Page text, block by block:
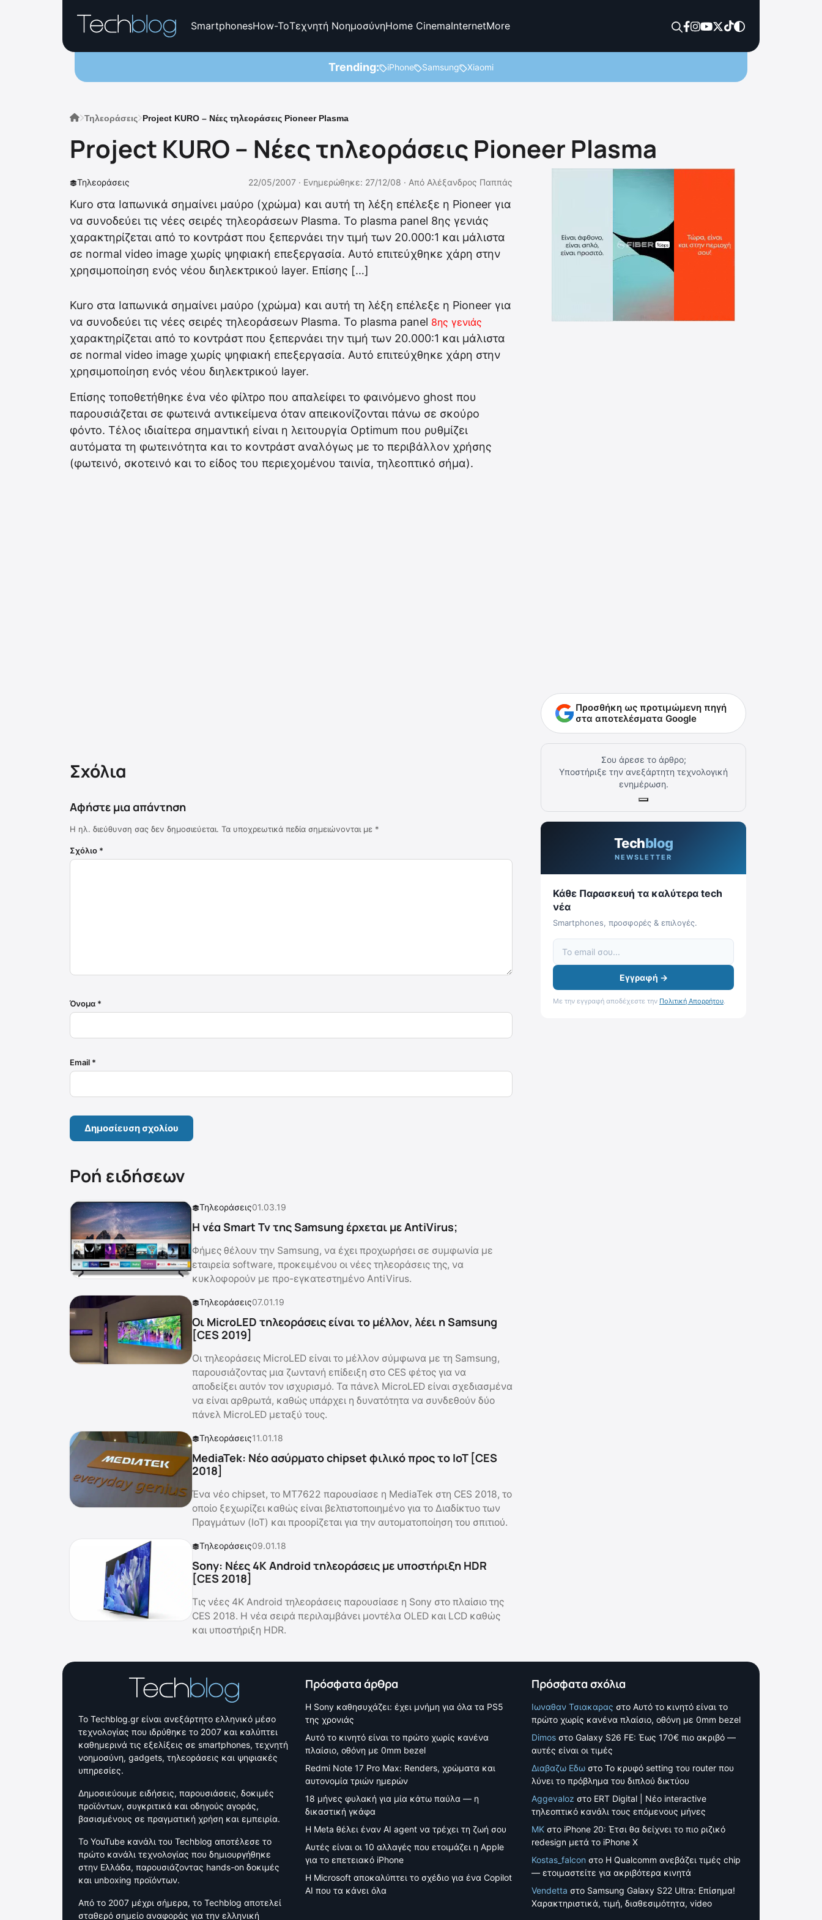
SmartphonesHow-ToΤεχνητή ΝοημοσύνηHome CinemaInternetMore
Trending: iPhone Samsung Xiaomi
Τηλεοράσεις Project KURO – Νέες τηλεοράσεις Pioneer Plasma
Project KURO – Νέες τηλεοράσεις Pioneer Plasma
Τηλεοράσεις 22/05/2007 · Ενημερώθηκε: 27/12/08 · Από Αλέξανδρος Παππάς
Kuro στα Ιαπωνικά σημαίνει μαύρο (χρώμα) και αυτή τη λέξη επέλεξε η Pioneer για
να συνοδεύει τις νέες σειρές τηλεοράσεων Plasma. Το plasma panel 8ης γενιάς
χαρακτηρίζεται από το κοντράστ που ξεπερνάει την τιμή των 20.000:1 και μάλιστα
σε normal video image χωρίς ψηφιακή επεξεργασία. Αυτό επιτεύχθηκε χάρη στην
χρησιμοποίηση ενός νέου διηλεκτρικού layer. Επίσης […]
Kuro στα Ιαπωνικά σημαίνει μαύρο (χρώμα) και αυτή τη λέξη επέλεξε η Pioneer για
να συνοδεύει τις νέες σειρές τηλεοράσεων Plasma. Το plasma panel 8ης γενιάς
χαρακτηρίζεται από το κοντράστ που ξεπερνάει την τιμή των 20.000:1 και μάλιστα
σε normal video image χωρίς ψηφιακή επεξεργασία. Αυτό επιτεύχθηκε χάρη στην
χρησιμοποίηση ενός νέου διηλεκτρικού layer.
Επίσης τοποθετήθηκε ένα νέο φίλτρο που απαλείφει το φαινόμενο ghost που
παρουσιάζεται σε φωτεινά αντικείμενα όταν απεικονίζονται πάνω σε σκούρο
φόντο. Τέλος ιδιαίτερα σημαντική είναι η λειτουργία Optimum που ρυθμίζει
αυτόματα τη φωτεινότητα και το κοντράστ αναλόγως με το περιβάλλον χρήσης
(φωτεινό, σκοτεινό και το είδος του περιεχομένου ταινία, τηλεοπτικό σήμα).
Σχόλια
Αφήστε μια απάντηση
Η ηλ. διεύθυνση σας δεν δημοσιεύεται. Τα υποχρεωτικά πεδία σημειώνονται με *
Σχόλιο *
Όνομα *
Email *
Ροή ειδήσεων
Τηλεοράσεις01.03.19
Η νέα Smart Tv της Samsung έρχεται με AntiVirus;
Φήμες θέλουν την Samsung, να έχει προχωρήσει σε συμφωνία με
εταιρεία software, προκειμένου οι νέες τηλεοράσεις της, να
κυκλοφορούν με προ-εγκατεστημένο AntiVirus.
Τηλεοράσεις07.01.19
Οι MicroLED τηλεοράσεις είναι το μέλλον, λέει η Samsung
[CES 2019]
Οι τηλεοράσεις MicroLED είναι το μέλλον σύμφωνα με τη Samsung,
παρουσιάζοντας μια ζωντανή επίδειξη στο CES φέτος για να
αποδείξει αυτόν τον ισχυρισμό. Τα πάνελ MicroLED είναι σχεδιασμένα
να είναι αρθρωτά, καθώς υπάρχει η δυνατότητα να συνδεθούν δύο
πάνελ MicroLED μεταξύ τους.
Τηλεοράσεις11.01.18
MediaTek: Νέο ασύρματο chipset φιλικό προς το IoT [CES
2018]
Ένα νέο chipset, το MT7622 παρουσίασε η MediaTek στη CES 2018, το
οποίο ξεχωρίζει καθώς είναι βελτιστοποιημένο για το Διαδίκτυο των
Πραγμάτων (IoT) και προορίζεται για την αυτοματοποίηση του σπιτιού.
Τηλεοράσεις09.01.18
Sony: Νέες 4K Android τηλεοράσεις με υποστήριξη HDR
[CES 2018]
Τις νέες 4Κ Android τηλεοράσεις παρουσίασε η Sony στο πλαίσιο της
CES 2018. Η νέα σειρά περιλαμβάνει μοντέλα OLED και LCD καθώς
και υποστήριξη HDR.
Προσθήκη ως προτιμώμενη πηγή
στα αποτελέσματα Google
Σου άρεσε το άρθρο;
Υποστήριξε την ανεξάρτητη τεχνολογική
ενημέρωση.
Techblog
NEWSLETTER
Κάθε Παρασκευή τα καλύτερα tech
νέα
Smartphones, προσφορές & επιλογές.
Εγγραφή →
Με την εγγραφή αποδέχεστε την Πολιτική Απορρήτου.
Το Techblog.gr είναι ανεξάρτητο ελληνικό μέσο
τεχνολογίας που ιδρύθηκε το 2007 και καλύπτει
καθημερινά τις εξελίξεις σε smartphones, τεχνητή
νοημοσύνη, gadgets, τηλεοράσεις και ψηφιακές
υπηρεσίες.
Δημοσιεύουμε ειδήσεις, παρουσιάσεις, δοκιμές
προϊόντων, συγκριτικά και οδηγούς αγοράς,
βασισμένους σε πραγματική χρήση και εμπειρία.
Το YouTube κανάλι του Techblog αποτέλεσε το
πρώτο κανάλι τεχνολογίας που δημιουργήθηκε
στην Ελλάδα, παρουσιάζοντας hands-on δοκιμές
και unboxing προϊόντων.
Από το 2007 μέχρι σήμερα, το Techblog αποτελεί
σταθερό σημείο αναφοράς για την ελληνική
Πρόσφατα άρθρα
Η Sony καθησυχάζει: έχει μνήμη για όλα τα PS5
της χρονιάς
Αυτό το κινητό είναι το πρώτο χωρίς κανένα
πλαίσιο, οθόνη με 0mm bezel
Redmi Note 17 Pro Max: Renders, χρώματα και
αυτονομία τριών ημερών
18 μήνες φυλακή για μία κάτω παύλα — η
δικαστική γκάφα
Η Meta θέλει έναν AI agent να τρέχει τη ζωή σου
Αυτές είναι οι 10 αλλαγές που ετοιμάζει η Apple
για το επετειακό iPhone
Η Microsoft αποκαλύπτει το σχέδιο για ένα Copilot
AI που τα κάνει όλα
Πρόσφατα σχόλια
Ιωναθαν ΤσιακαραςστοΑυτό το κινητό είναι το
πρώτο χωρίς κανένα πλαίσιο, οθόνη με 0mm bezel
DimosστοGalaxy S26 FE: Έως 170€ πιο ακριβό —
αυτές είναι οι τιμές
Διαβαζω ΕδωστοΤο κρυφό setting του router που
λύνει το πρόβλημα του διπλού δικτύου
Aggevalozστο ERT Digital | Νέο interactive
τηλεοπτικό κανάλι τους επόμενους μήνες
MKστο iPhone 20: Έτσι θα δείχνει το πιο ριζικό
redesign μετά το iPhone X
Kostas_falconστο Η Qualcomm ανεβάζει τιμές chip
— ετοιμαστείτε για ακριβότερα κινητά
Vendettaστο Samsung Galaxy S22 Ultra: Επίσημα!
Χαρακτηριστικά, τιμή, διαθεσιμότητα, video